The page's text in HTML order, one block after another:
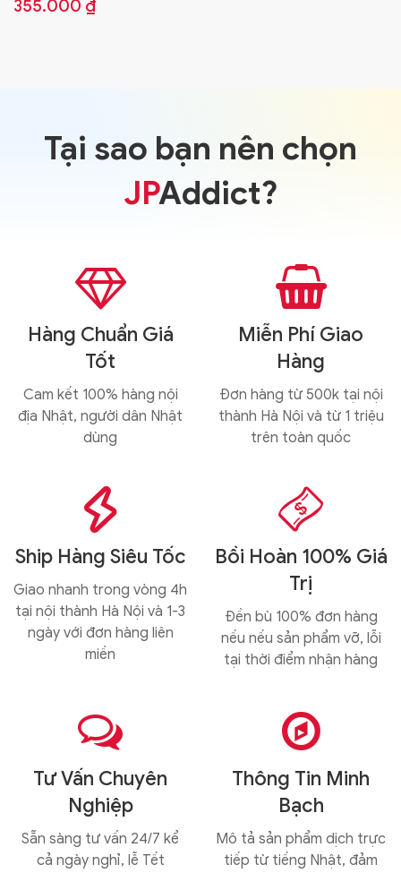
Tại sao bạn nên chọn
JPAddict?

Hàng Chuẩn Giá
Tốt
Cam kết 100% hàng nội
địa Nhật, người dân Nhật
dùng

Miễn Phí Giao
Hàng
Đơn hàng từ 500k tại nội
thành Hà Nội và từ 1 triệu
trên toàn quốc

Ship Hàng Siêu Tốc
Giao nhanh trong vòng 4h
tại nội thành Hà Nội và 1-3
ngày với đơn hàng liên
miền

Bồi Hoàn 100% Giá
Trị
Đền bù 100% đơn hàng
nếu nếu sản phẩm vỡ, lỗi
tại thời điểm nhận hàng

Tư Vấn Chuyên
Nghiệp
Sẵn sàng tư vấn 24/7 kể
cả ngày nghỉ, lễ Tết

Thông Tin Minh
Bạch
Mô tả sản phẩm dịch trực
tiếp từ tiếng Nhật, đảm